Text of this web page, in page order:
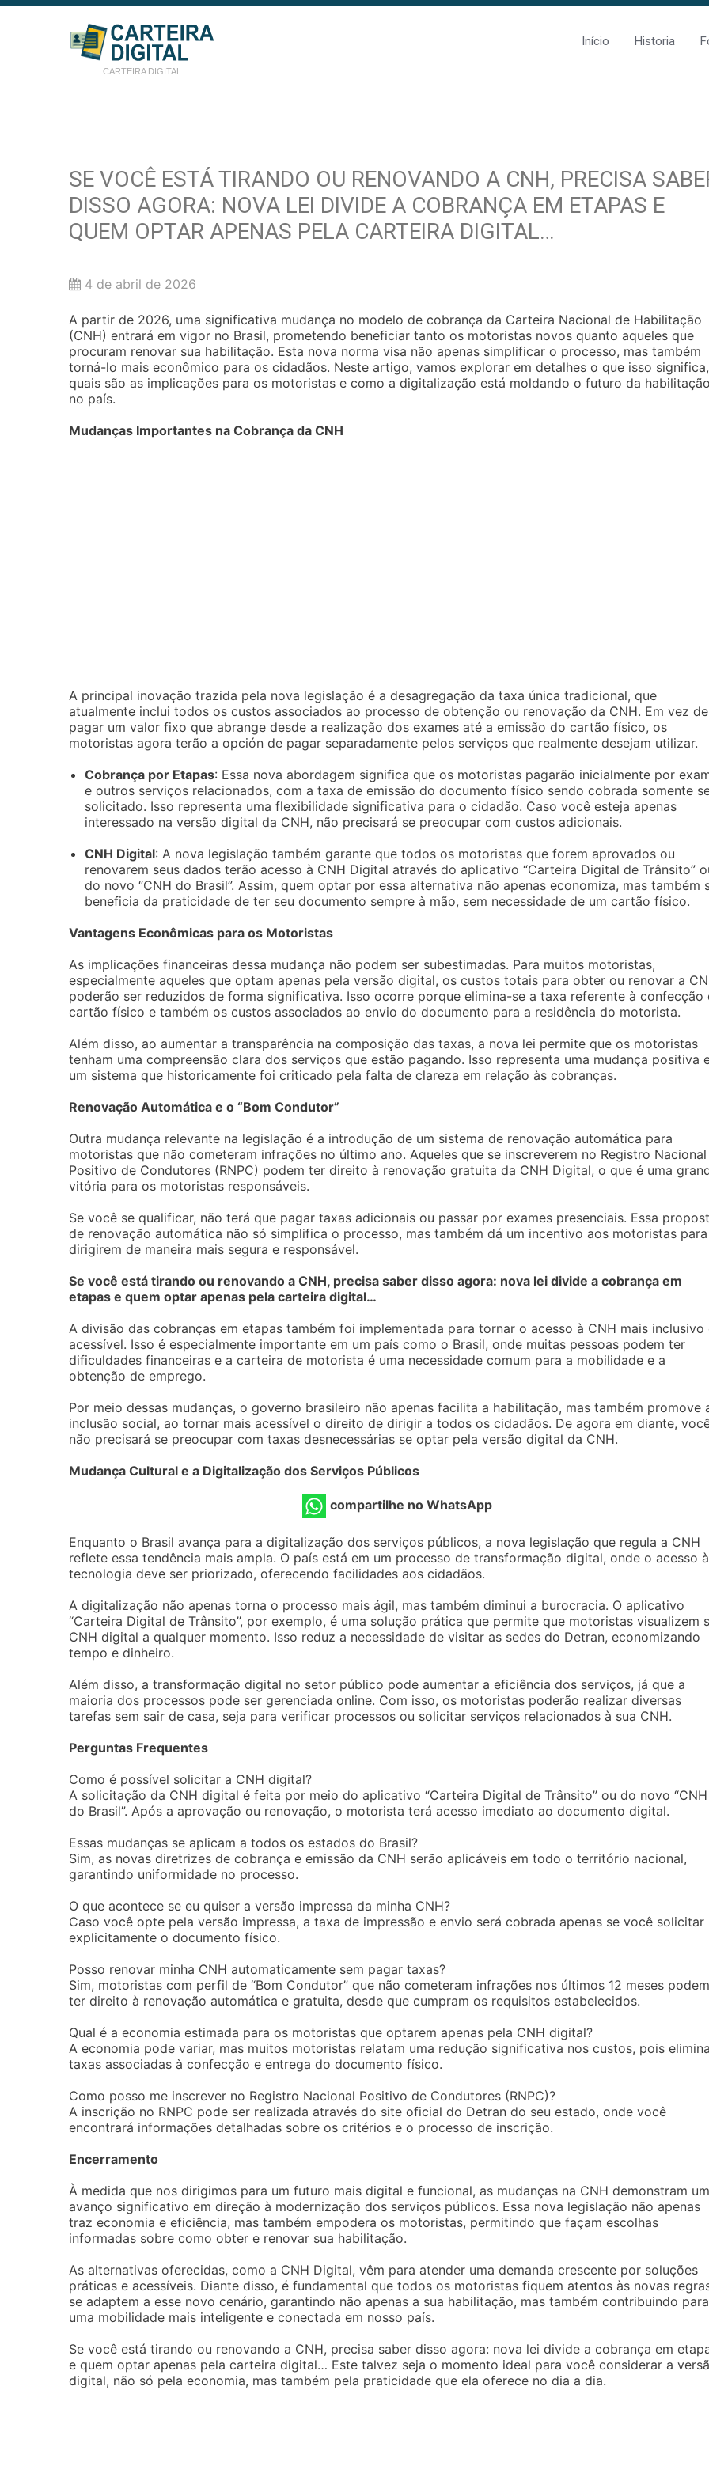
CARTEIRA DIGITAL
Início Historia
SE VOCÊ ESTÁ TIRANDO OU RENOVANDO A CNH, PRECISA
DISSO AGORA: NOVA LEI DIVIDE A COBRANÇA EM ETAPAS E
QUEM OPTAR APENAS PELA CARTEIRA DIGITAL…
4 de abril de 2026
A partir de 2026, uma significativa mudança no modelo de cobrança da Carteira Nacional de Habilitação
(CNH) entrará em vigor no Brasil, prometendo beneficiar tanto os motoristas novos quanto aqueles que
procuram renovar sua habilitação. Esta nova norma visa não apenas simplificar o processo, mas também
torná-lo mais econômico para os cidadãos. Neste artigo, vamos explorar em detalhes o que isso significa,
quais são as implicações para os motoristas e como a digitalização está moldando o futuro da habilitação
no país.
Mudanças Importantes na Cobrança da CNH
A principal inovação trazida pela nova legislação é a desagregação da taxa única tradicional, que
atualmente inclui todos os custos associados ao processo de obtenção ou renovação da CNH. Em vez de
pagar um valor fixo que abrange desde a realização dos exames até a emissão do cartão físico, os
motoristas agora terão a opción de pagar separadamente pelos serviços que realmente desejam utilizar.
Cobrança por Etapas: Essa nova abordagem significa que os motoristas pagarão inicialmente por
e outros serviços relacionados, com a taxa de emissão do documento físico sendo cobrada somente
solicitado. Isso representa uma flexibilidade significativa para o cidadão. Caso você esteja apenas
interessado na versão digital da CNH, não precisará se preocupar com custos adicionais.
CNH Digital: A nova legislação também garante que todos os motoristas que forem aprovados ou
renovarem seus dados terão acesso à CNH Digital através do aplicativo “Carteira Digital de Trânsito”
do novo “CNH do Brasil”. Assim, quem optar por essa alternativa não apenas economiza, mas também
beneficia da praticidade de ter seu documento sempre à mão, sem necessidade de um cartão físico.
Vantagens Econômicas para os Motoristas
As implicações financeiras dessa mudança não podem ser subestimadas. Para muitos motoristas,
especialmente aqueles que optam apenas pela versão digital, os custos totais para obter ou renovar a
poderão ser reduzidos de forma significativa. Isso ocorre porque elimina-se a taxa referente à confecção
cartão físico e também os custos associados ao envio do documento para a residência do motorista.
Além disso, ao aumentar a transparência na composição das taxas, a nova lei permite que os motoristas
tenham uma compreensão clara dos serviços que estão pagando. Isso representa uma mudança positiva
um sistema que historicamente foi criticado pela falta de clareza em relação às cobranças.
Renovação Automática e o “Bom Condutor”
Outra mudança relevante na legislação é a introdução de um sistema de renovação automática para
motoristas que não cometeram infrações no último ano. Aqueles que se inscreverem no Registro Nacional
Positivo de Condutores (RNPC) podem ter direito à renovação gratuita da CNH Digital, o que é uma
vitória para os motoristas responsáveis.
Se você se qualificar, não terá que pagar taxas adicionais ou passar por exames presenciais. Essa
de renovação automática não só simplifica o processo, mas também dá um incentivo aos motoristas para
dirigirem de maneira mais segura e responsável.
Se você está tirando ou renovando a CNH, precisa saber disso agora: nova lei divide a cobrança em
etapas e quem optar apenas pela carteira digital…
A divisão das cobranças em etapas também foi implementada para tornar o acesso à CNH mais inclusivo
acessível. Isso é especialmente importante em um país como o Brasil, onde muitas pessoas podem ter
dificuldades financeiras e a carteira de motorista é uma necessidade comum para a mobilidade e a
obtenção de emprego.
Por meio dessas mudanças, o governo brasileiro não apenas facilita a habilitação, mas também promove
inclusão social, ao tornar mais acessível o direito de dirigir a todos os cidadãos. De agora em diante,
não precisará se preocupar com taxas desnecessárias se optar pela versão digital da CNH.
Mudança Cultural e a Digitalização dos Serviços Públicos
compartilhe no WhatsApp
Enquanto o Brasil avança para a digitalização dos serviços públicos, a nova legislação que regula a CNH
reflete essa tendência mais ampla. O país está em um processo de transformação digital, onde o acesso à
tecnologia deve ser priorizado, oferecendo facilidades aos cidadãos.
A digitalização não apenas torna o processo mais ágil, mas também diminui a burocracia. O aplicativo
“Carteira Digital de Trânsito”, por exemplo, é uma solução prática que permite que motoristas visualizem
CNH digital a qualquer momento. Isso reduz a necessidade de visitar as sedes do Detran, economizando
tempo e dinheiro.
Além disso, a transformação digital no setor público pode aumentar a eficiência dos serviços, já que a
maioria dos processos pode ser gerenciada online. Com isso, os motoristas poderão realizar diversas
tarefas sem sair de casa, seja para verificar processos ou solicitar serviços relacionados à sua CNH.
Perguntas Frequentes
Como é possível solicitar a CNH digital?
A solicitação da CNH digital é feita por meio do aplicativo “Carteira Digital de Trânsito” ou do novo “CNH
do Brasil”. Após a aprovação ou renovação, o motorista terá acesso imediato ao documento digital.
Essas mudanças se aplicam a todos os estados do Brasil?
Sim, as novas diretrizes de cobrança e emissão da CNH serão aplicáveis em todo o território nacional,
garantindo uniformidade no processo.
O que acontece se eu quiser a versão impressa da minha CNH?
Caso você opte pela versão impressa, a taxa de impressão e envio será cobrada apenas se você solicitar
explicitamente o documento físico.
Posso renovar minha CNH automaticamente sem pagar taxas?
Sim, motoristas com perfil de “Bom Condutor” que não cometeram infrações nos últimos 12 meses podem
ter direito à renovação automática e gratuita, desde que cumpram os requisitos estabelecidos.
Qual é a economia estimada para os motoristas que optarem apenas pela CNH digital?
A economia pode variar, mas muitos motoristas relatam uma redução significativa nos custos, pois
taxas associadas à confecção e entrega do documento físico.
Como posso me inscrever no Registro Nacional Positivo de Condutores (RNPC)?
A inscrição no RNPC pode ser realizada através do site oficial do Detran do seu estado, onde você
encontrará informações detalhadas sobre os critérios e o processo de inscrição.
Encerramento
À medida que nos dirigimos para um futuro mais digital e funcional, as mudanças na CNH demonstram um
avanço significativo em direção à modernização dos serviços públicos. Essa nova legislação não apenas
traz economia e eficiência, mas também empodera os motoristas, permitindo que façam escolhas
informadas sobre como obter e renovar sua habilitação.
As alternativas oferecidas, como a CNH Digital, vêm para atender uma demanda crescente por soluções
práticas e acessíveis. Diante disso, é fundamental que todos os motoristas fiquem atentos às novas
se adaptem a esse novo cenário, garantindo não apenas a sua habilitação, mas também contribuindo para
uma mobilidade mais inteligente e conectada em nosso país.
Se você está tirando ou renovando a CNH, precisa saber disso agora: nova lei divide a cobrança em
e quem optar apenas pela carteira digital… Este talvez seja o momento ideal para você considerar a
digital, não só pela economia, mas também pela praticidade que ela oferece no dia a dia.